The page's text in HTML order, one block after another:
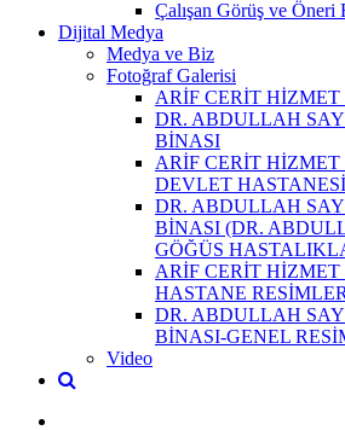
Çalışan Görüş ve Öneri
Dijital Medya
Medya ve Biz
Fotoğraf Galerisi
ARİF CERİT
DR. ABDULLAH
BİNASI
ARİF CERİT
DEVLET
DR. ABDULLAH
BİNASI (DR.
GÖĞÜS
ARİF CERİT
HASTANE
DR. ABDULLAH
BİNASI-GENEL
Video